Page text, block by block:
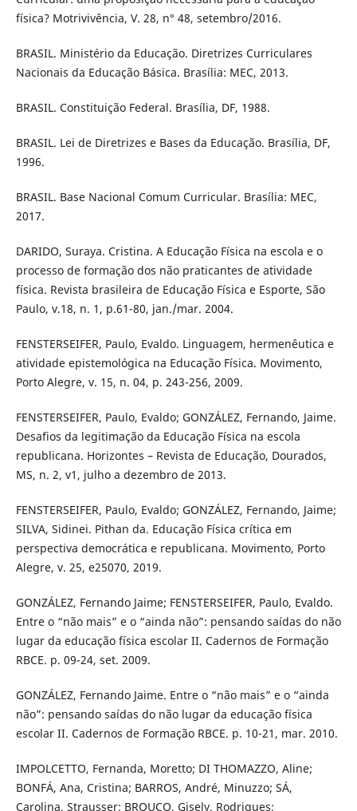
física? Motrivivência, V. 28, n° 48, setembro/2016.
BRASIL. Ministério da Educação. Diretrizes Curriculares
Nacionais da Educação Básica. Brasília: MEC, 2013.
BRASIL. Constituição Federal. Brasília, DF, 1988.
BRASIL. Lei de Diretrizes e Bases da Educação. Brasília, DF,
1996.
BRASIL. Base Nacional Comum Curricular. Brasília: MEC,
2017.
DARIDO, Suraya. Cristina. A Educação Física na escola e o
processo de formação dos não praticantes de atividade
física. Revista brasileira de Educação Física e Esporte, São
Paulo, v.18, n. 1, p.61-80, jan./mar. 2004.
FENSTERSEIFER, Paulo, Evaldo. Linguagem, hermenêutica e
atividade epistemológica na Educação Física. Movimento,
Porto Alegre, v. 15, n. 04, p. 243-256, 2009.
FENSTERSEIFER, Paulo, Evaldo; GONZÁLEZ, Fernando, Jaime.
Desafios da legitimação da Educação Física na escola
republicana. Horizontes – Revista de Educação, Dourados,
MS, n. 2, v1, julho a dezembro de 2013.
FENSTERSEIFER, Paulo, Evaldo; GONZÁLEZ, Fernando, Jaime;
SILVA, Sidinei. Pithan da. Educação Física crítica em
perspectiva democrática e republicana. Movimento, Porto
Alegre, v. 25, e25070, 2019.
GONZÁLEZ, Fernando Jaime; FENSTERSEIFER, Paulo, Evaldo.
Entre o “não mais” e o “ainda não”: pensando saídas do não
lugar da educação física escolar II. Cadernos de Formação
RBCE. p. 09-24, set. 2009.
GONZÁLEZ, Fernando Jaime. Entre o “não mais” e o “ainda
não”: pensando saídas do não lugar da educação física
escolar II. Cadernos de Formação RBCE. p. 10-21, mar. 2010.
IMPOLCETTO, Fernanda, Moretto; DI THOMAZZO, Aline;
BONFÁ, Ana, Cristina; BARROS, André, Minuzzo; SÁ,
Carolina, Strausser; BROUCO, Gisely, Rodrigues;